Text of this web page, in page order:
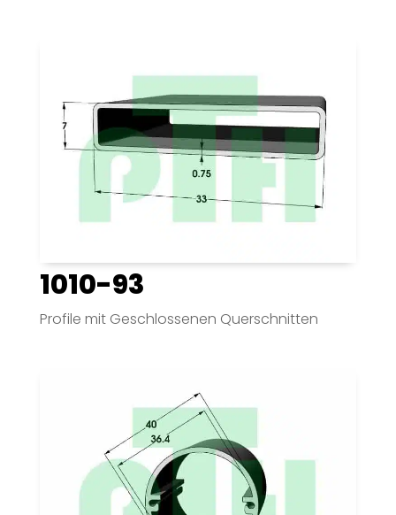
1010-93
Profile mit Geschlossenen Querschnitten